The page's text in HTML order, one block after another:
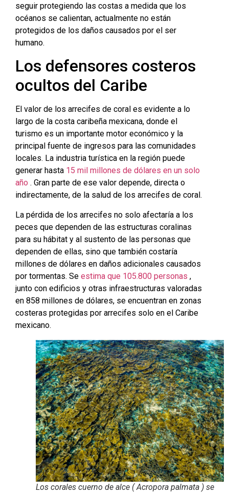
seguir protegiendo las costas a medida que los
océanos se calientan, actualmente no están
protegidos de los daños causados ​​por el ser
humano.
Los defensores costeros
ocultos del Caribe
El valor de los arrecifes de coral es evidente a lo
largo de la costa caribeña mexicana, donde el
turismo es un importante motor económico y la
principal fuente de ingresos para las comunidades
locales. La industria turística en la región puede
generar hasta 15 mil millones de dólares en un solo
año . Gran parte de ese valor depende, directa o
indirectamente, de la salud de los arrecifes de coral.
La pérdida de los arrecifes no solo afectaría a los
peces que dependen de las estructuras coralinas
para su hábitat y al sustento de las personas que
dependen de ellas, sino que también costaría
millones de dólares en daños adicionales causados ​​
por tormentas. Se estima que 105.800 personas ,
junto con edificios y otras infraestructuras valoradas
en 858 millones de dólares, se encuentran en zonas
costeras protegidas por arrecifes solo en el Caribe
mexicano.
Los corales cuerno de alce ( Acropora palmata ) se